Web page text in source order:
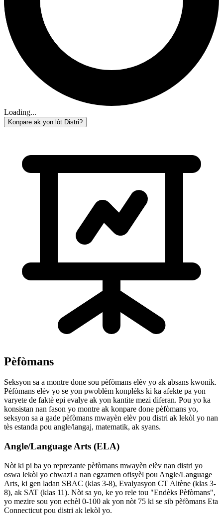
Loading...
Konpare ak yon lòt Distri?
Pèfòmans
Seksyon sa a montre done sou pèfòmans elèv yo ak absans kwonik.
Pèfòmans elèv yo se yon pwoblèm konplèks ki ka afekte pa yon
varyete de faktè epi evalye ak yon kantite mezi diferan. Pou yo ka
konsistan nan fason yo montre ak konpare done pèfòmans yo,
seksyon sa a gade pèfòmans mwayèn elèv pou distri ak lekòl yo nan
tès estanda pou angle/langaj, matematik, ak syans.
Angle/Language Arts (ELA)
Nòt ki pi ba yo reprezante pèfòmans mwayèn elèv nan distri yo
oswa lekòl yo chwazi a nan egzamen ofisyèl pou Angle/Language
Arts, ki gen ladan SBAC (klas 3-8), Evalyasyon CT Altène (klas 3-
8), ak SAT (klas 11). Nòt sa yo, ke yo rele tou "Endèks Pèfòmans",
yo mezire sou yon echèl 0-100 ak yon nòt 75 ki se sib pèfòmans Eta
Connecticut pou distri ak lekòl yo.